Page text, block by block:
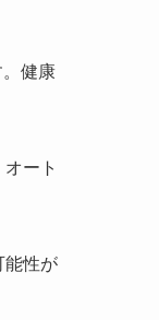
。健康
ート
能性が